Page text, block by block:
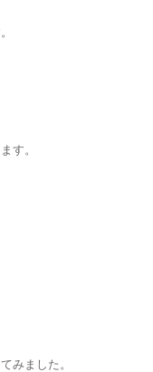
す。
みました。